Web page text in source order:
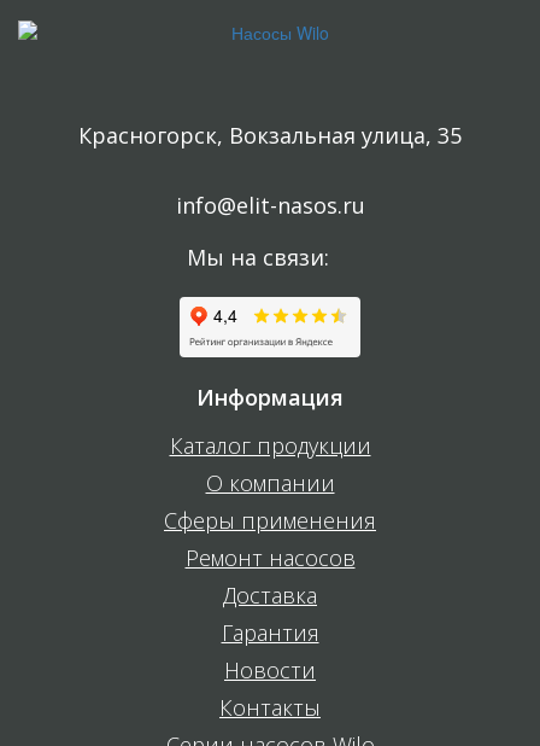
Красногорск, Вокзальная улица, 35
info@elit-nasos.ru
Мы на связи:
Информация
Каталог продукции
О компании
Сферы применения
Ремонт насосов
Доставка
Гарантия
Новости
Контакты